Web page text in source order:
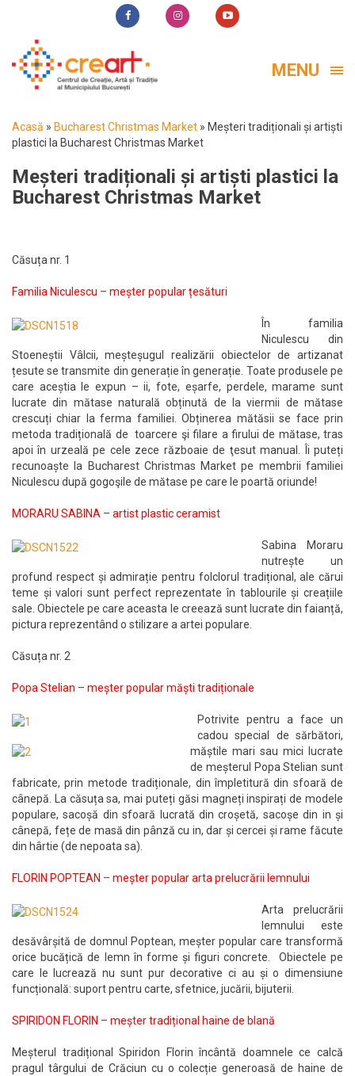
MENU
Acasă » Bucharest Christmas Market » Meșteri tradiționali și artiști
plastici la Bucharest Christmas Market
Meșteri tradiționali și artiști plastici la
Bucharest Christmas Market
Căsuța nr. 1
Familia Niculescu – meșter popular țesături
În familia
Niculescu din
Stoeneștii Vâlcii, meșteșugul realizării obiectelor de artizanat
țesute se transmite din generație în generație. Toate produsele pe
care aceștia le expun – ii, fote, eșarfe, perdele, marame sunt
lucrate din mătase naturală obținută de la viermii de mătase
crescuți chiar la ferma familiei. Obținerea mătăsii se face prin
metoda tradițională de toarcere şi filare a firului de mătase, tras
apoi în urzeală pe cele zece războaie de ţesut manual. Îi puteți
recunoaște la Bucharest Christmas Market pe membrii familiei
Niculescu după gogoşile de mătase pe care le poartă oriunde!
MORARU SABINA – artist plastic ceramist
Sabina Moraru
nutrește un
profund respect și admirație pentru folclorul tradițional, ale cărui
teme și valori sunt perfect reprezentate în tablourile și creațiile
sale. Obiectele pe care aceasta le creează sunt lucrate din faianță,
pictura reprezentând o stilizare a artei populare.
Căsuța nr. 2
Popa Stelian – meșter popular măști tradiționale
Potrivite pentru a face un
cadou special de sărbători,
măștile mari sau mici lucrate
de meșterul Popa Stelian sunt
fabricate, prin metode tradiționale, din împletitură din sfoară de
cânepă. La căsuța sa, mai puteți găsi magneți inspirați de modele
populare, sacoșă din sfoară lucrată din croșetă, sacoșe din in și
cânepă, fețe de masă din pânză cu in, dar și cercei și rame făcute
din hârtie (de nepoata sa).
FLORIN POPTEAN – meșter popular arta prelucrării lemnului
Arta prelucrării
lemnului este
desăvârșită de domnul Poptean, meșter popular care transformă
orice bucățică de lemn în forme și figuri concrete. Obiectele pe
care le lucrează nu sunt pur decorative ci au și o dimensiune
funcțională: suport pentru carte, sfetnice, jucării, bijuterii.
SPIRIDON FLORIN – meșter tradițional haine de blană
Meșterul tradițional Spiridon Florin încântă doamnele ce calcă
pragul târgului de Crăciun cu o colecție generoasă de haine de